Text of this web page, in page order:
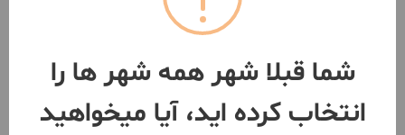
مشهد
- رسالت
مبلغ
بیش از 12 ماه پیش 091551***03
شما قبلا شهر همه شهر ها را
انتخاب کرده اید، آیا میخواهید